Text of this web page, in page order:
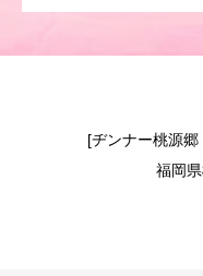
[ヂンナー桃源
福岡